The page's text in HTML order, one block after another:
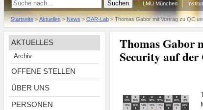
LMU München
Startseite>Aktuelles>News>QAR-Lab>Thomas Gabor mit Vortrag zu QC
AKTUELLES
Archiv
OFFENE STELLEN
ÜBER UNS
PERSONEN
Thomas Gabor
Security auf